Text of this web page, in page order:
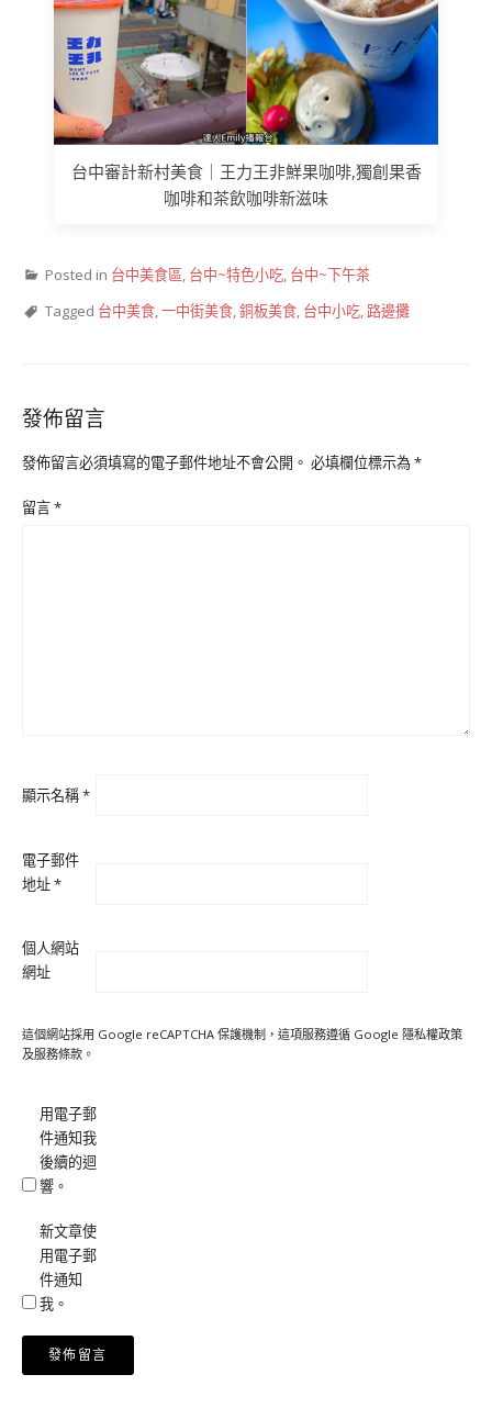
台中審計新村美食｜王力王非鮮果咖啡,獨創果香
咖啡和茶飲咖啡新滋味
Posted in 台中美食區 台中~特色小吃 台中~下午茶
Tagged 台中美食 一中街美食 銅板美食 台中小吃 路邊攤
發佈留言
發佈留言必須填寫的電子郵件地址不會公開。 必填欄位標示為*
留言*
顯示名稱*
電子郵件
地址*
個人網站
網址
這個網站採用 Google reCAPTCHA 保護機制，這項服務遵循 Google 隱私權政策
及服務條款 。
用電子郵
件通知我
後續的迴
響。
新文章使
用電子郵
件通知
我。